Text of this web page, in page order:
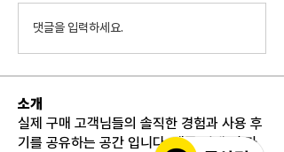
댓글을 입력하세요.
소개
실제 구매 고객님들의 솔직한 경험과 사용 후
기를 공유하는 공간 입니다. 제품 선택 전 가